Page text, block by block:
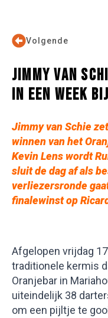
Volgende
JIMMY VAN
IN EEN WEEK
Jimmy van Schie
winnen van het
Kevin Lens wordt
sluit de dag af als
verliezersronde
finalewinst op
Afgelopen vrijdag
traditionele kermis
Oranjebar in
uiteindelijk 38
om een pijltje te